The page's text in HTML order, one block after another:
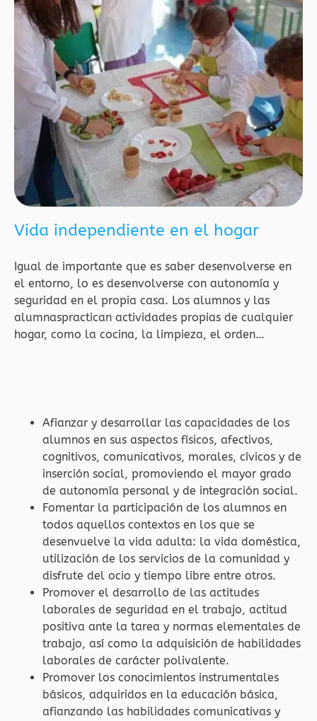
Vida independiente en el hogar
Igual de importante que es saber desenvolverse en
el entorno, lo es desenvolverse con autonomía y
seguridad en el propia casa. Los alumnos y las
alumnaspractican actividades propias de cualquier
hogar, como la cocina, la limpieza, el orden…
Afianzar y desarrollar las capacidades de los
alumnos en sus aspectos físicos, afectivos,
cognitivos, comunicativos, morales, cívicos y de
inserción social, promoviendo el mayor grado
de autonomía personal y de integración social.
Fomentar la participación de los alumnos en
todos aquellos contextos en los que se
desenvuelve la vida adulta: la vida doméstica,
utilización de los servicios de la comunidad y
disfrute del ocio y tiempo libre entre otros.
Promover el desarrollo de las actitudes
laborales de seguridad en el trabajo, actitud
positiva ante la tarea y normas elementales de
trabajo, así como la adquisición de habilidades
laborales de carácter polivalente.
Promover los conocimientos instrumentales
básicos, adquiridos en la educación básica,
afianzando las habilidades comunicativas y